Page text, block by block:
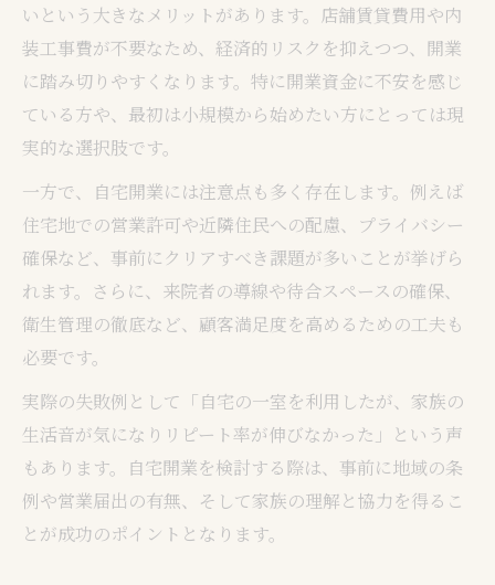
いという大きなメリットがあります。店舗賃貸費用や内
装工事費が不要なため、経済的リスクを抑えつつ、開業
に踏み切りやすくなります。特に開業資金に不安を感じ
ている方や、最初は小規模から始めたい方にとっては現
実的な選択肢です。
一方で、自宅開業には注意点も多く存在します。例えば
住宅地での営業許可や近隣住民への配慮、プライバシー
確保など、事前にクリアすべき課題が多いことが挙げら
れます。さらに、来院者の導線や待合スペースの確保、
衛生管理の徹底など、顧客満足度を高めるための工夫も
必要です。
実際の失敗例として「自宅の一室を利用したが、家族の
生活音が気になりリピート率が伸びなかった」という声
もあります。自宅開業を検討する際は、事前に地域の条
例や営業届出の有無、そして家族の理解と協力を得るこ
とが成功のポイントとなります。